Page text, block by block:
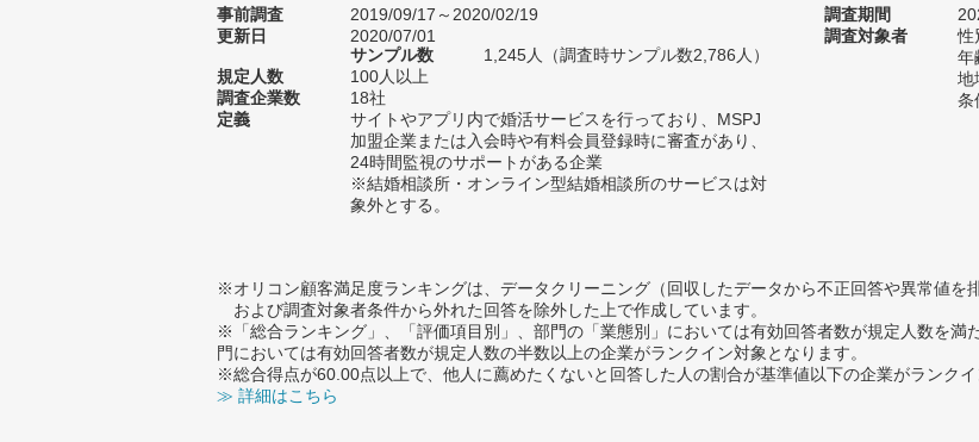
事前調査
2019/09/17～2020/02/19
更新日
2020/07/01
サンプル数
1,245人（調査時サンプル数2,786人）
規定人数
100人以上
調査企業数
18社
定義
サイトやアプリ内で婚活サービスを行っており、MSPJ
加盟企業または入会時や有料会員登録時に審査があり、
24時間監視のサポートがある企業
※結婚相談所・オンライン型結婚相談所のサービスは対
象外とする。
調査期間
調査対象者
性
年
地
条
※オリコン顧客満足度ランキングは、データクリーニング（回収したデータから不正回答や異常値を排
および調査対象者条件から外れた回答を除外した上で作成しています。
※「総合ランキング」、「評価項目別」、部門の「業態別」においては有効回答者数が規定人数を満
門においては有効回答者数が規定人数の半数以上の企業がランクイン対象となります。
※総合得点が60.00点以上で、他人に薦めたくないと回答した人の割合が基準値以下の企業がランクイ
≫ 詳細はこちら